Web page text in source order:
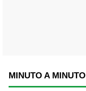
MINUTO A MINUTO